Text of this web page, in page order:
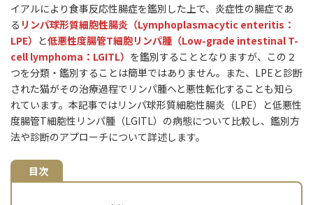
イアルにより食事反応性腸症を鑑別した上で、炎症性の腸症であ
る リンパ球形質細胞性腸炎（Lymphoplasmacytic enteritis：
LPE） と低悪性度腸管T細胞リンパ腫（Low-grade intestinal T-
cell lymphoma：LGITL） を鑑別することとなりますが、この２
つを分類・鑑別することは簡単ではありません。また、LPEと診断
された猫がその治療過程でリンパ腫へと悪性転化することも知ら
れています。本記事ではリンパ球形質細胞性腸炎（LPE）と低悪性
度腸管T細胞性リンパ腫（LGITL）の病態について比較し、鑑別方
法や診断のアプローチについて詳述します。
目次